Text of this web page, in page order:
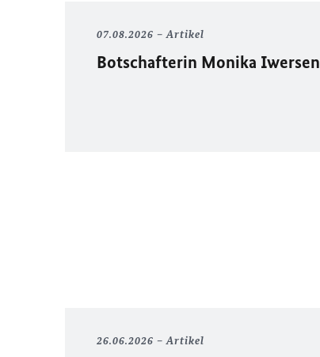
07.08.2026 Artikel
Botschafterin Monika Iwersen
26.06.2026 Artikel